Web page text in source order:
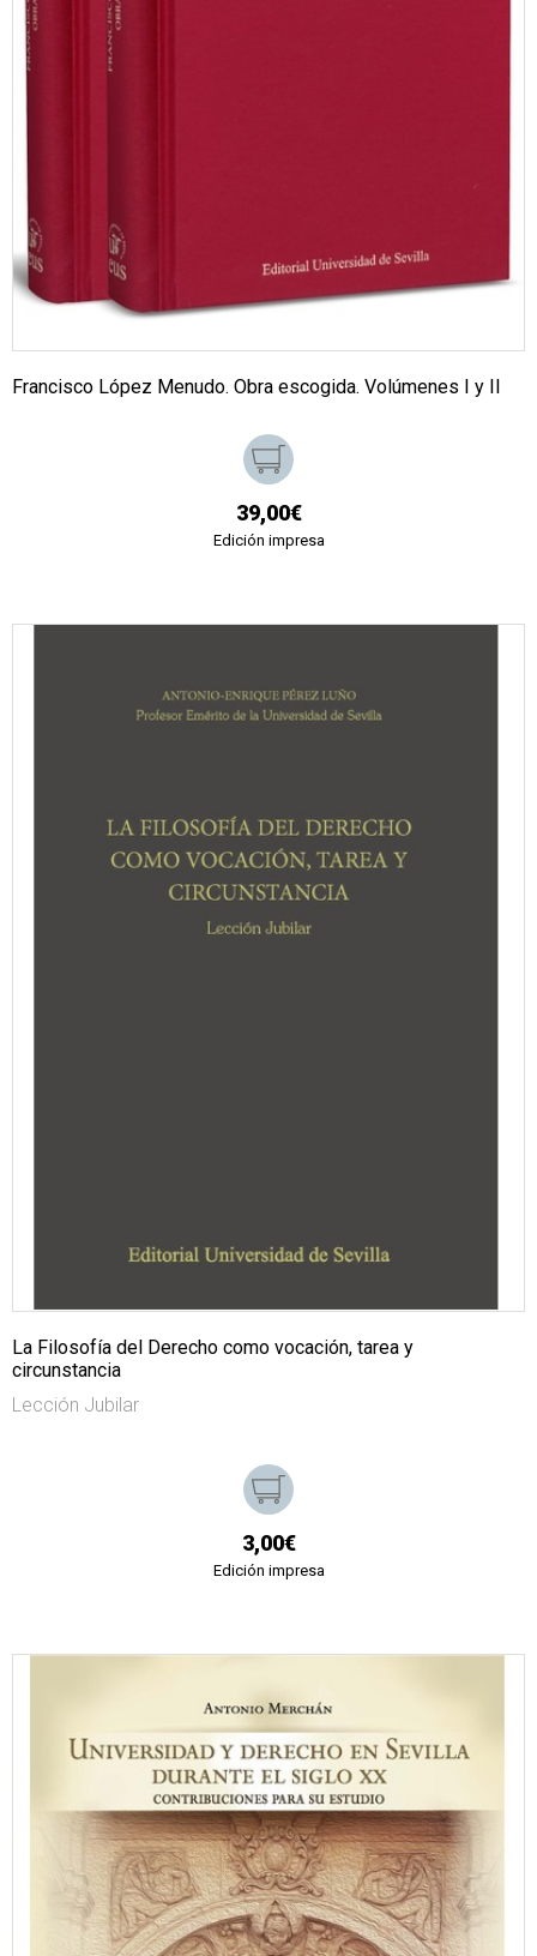
Francisco López Menudo. Obra escogida. Volúmenes I y II
39,00€
Edición impresa
La Filosofía del Derecho como vocación, tarea y
circunstancia
Lección Jubilar
3,00€
Edición impresa